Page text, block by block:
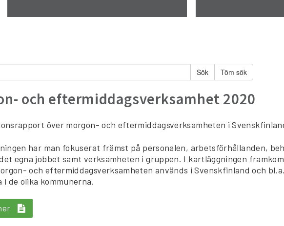
Töm sök
och eftermiddagsverksamhet 2020
över morgon- och eftermiddagsverksamheten i
har man fokuserat främst på personalen, arbetsförhållanden,
egna jobbet samt verksamheten i gruppen. I kartläggningen
och eftermiddagsverksamheten används i Svenskfinland och
i de olika kommunerna.